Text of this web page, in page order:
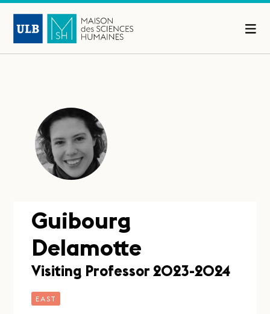
Guibourg
Delamotte
Visiting Professor 2023-2024
EAST